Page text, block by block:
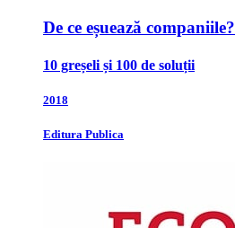
De ce eșuează companiile?
10 greșeli și 100 de soluții
2018
Editura Publica